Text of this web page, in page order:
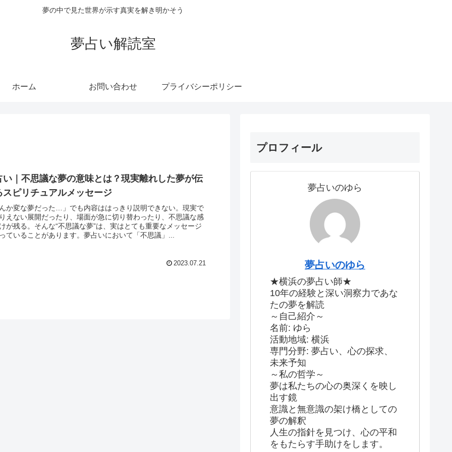
夢の中で見た世界が示す真実を解き明かそう
夢占い解読室
ホーム お問い合わせ プライバシーポリシー
い｜不思議な夢の意味とは？現実離れした夢が伝
スピリチュアルメッセージ
か変な夢だった…」でも内容ははっきり説明できない。現実で
えない展開だったり、場面が急に切り替わったり、不思議な感
が残る。そんな“不思議な夢”は、実はとても重要なメッセージ
ていることがあります。夢占いにおいて「不思議」...
2023.07.21
プロフィール
夢占いのゆら
夢占いのゆら
★横浜の夢占い師★
10年の経験と深い洞察力であな
たの夢を解読
～自己紹介～
名前: ゆら
活動地域: 横浜
専門分野: 夢占い、心の探求、
未来予知
～私の哲学～
夢は私たちの心の奥深くを映し
出す鏡
意識と無意識の架け橋としての
夢の解釈
人生の指針を見つけ、心の平和
をもたらす手助けをします。